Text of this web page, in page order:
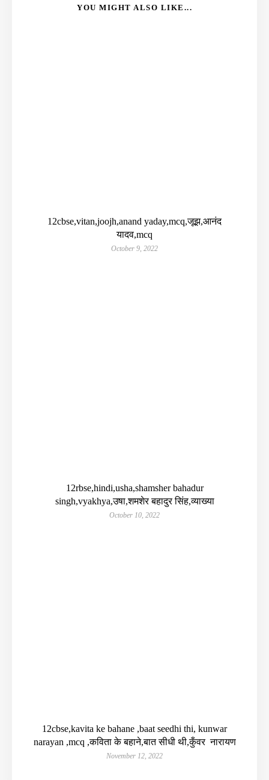
YOU MIGHT ALSO LIKE...
12cbse,vitan,joojh,anand yaday,mcq,जूझ,आनंद
यादव,mcq
October 9, 2022
12rbse,hindi,usha,shamsher bahadur
singh,vyakhya,उषा,शमशेर बहादुर सिंह,व्याख्या
October 10, 2022
12cbse,kavita ke bahane ,baat seedhi thi, kunwar
narayan ,mcq ,कविता के बहाने,बात सीधी थी,कुँवर नारायण
November 12, 2022